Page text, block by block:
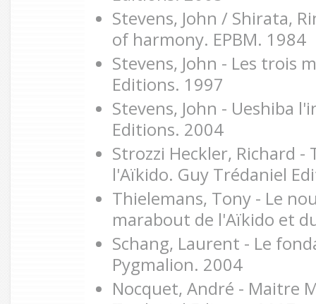
Stevens, John / Shirata,
of harmony. EPBM. 1984
Stevens, John - Les trois
Editions. 1997
Stevens, John - Ueshiba
Editions. 2004
Strozzi Heckler, Richard -
l'Aïkido. Guy Trédaniel
Thielemans, Tony - Le
marabout de l'Aïkido et
Schang, Laurent - Le
Pygmalion. 2004
Nocquet, André - Maitre